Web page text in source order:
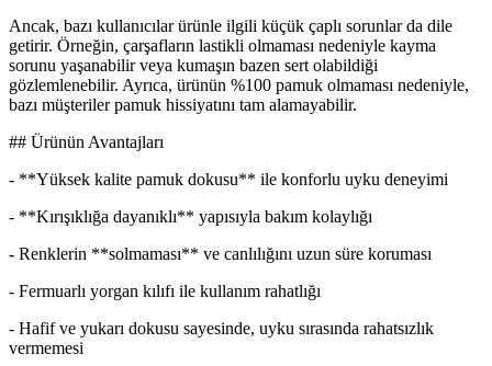
Ancak, bazı kullanıcılar ürünle ilgili küçük çaplı sorunlar da dile
getirir. Örneğin, çarşafların lastikli olmaması nedeniyle kayma
sorunu yaşanabilir veya kumaşın bazen sert olabildiği
gözlemlenebilir. Ayrıca, ürünün %100 pamuk olmaması nedeniyle,
bazı müşteriler pamuk hissiyatını tam alamayabilir.
## Ürünün Avantajları
- **Yüksek kalite pamuk dokusu** ile konforlu uyku deneyimi
- **Kırışıklığa dayanıklı** yapısıyla bakım kolaylığı
- Renklerin **solmaması** ve canlılığını uzun süre koruması
- Fermuarlı yorgan kılıfı ile kullanım rahatlığı
- Hafif ve yukarı dokusu sayesinde, uyku sırasında rahatsızlık
vermemesi